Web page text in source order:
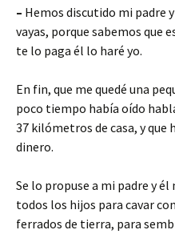
– Hemos discutido mi padre
vayas, porque sabemos que
te lo paga él lo haré yo.
En fin, que me quedé una
poco tiempo había oído
37 kilómetros de casa, y que
dinero.
Se lo propuse a mi padre y
todos los hijos para cavar
ferrados de tierra, para